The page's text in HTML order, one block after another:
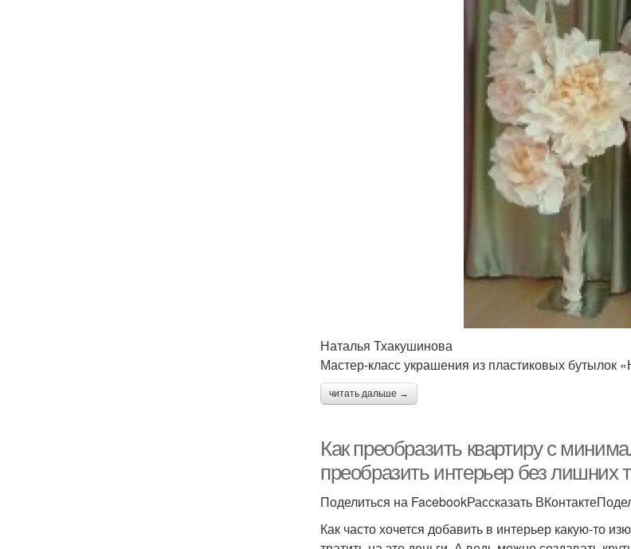
Наталья Тхакушинова
Мастер-класс украшения из пластиковых бутылок
читать дальше →
Как преобразить квартиру с
преобразить интерьер без лишних
Поделиться на FacebookРассказать
Как часто хочется добавить в интерьер какую-то